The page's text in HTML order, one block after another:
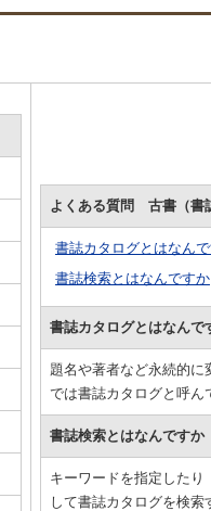
よくある質問 古書（書
書誌カタログとはなん
書誌検索とはなんですか
書誌カタログとはなんで
題名や著者など永続的に
では書誌カタログと呼ん
書誌検索とはなんですか
キーワードを指定したり
して書誌カタログを検索